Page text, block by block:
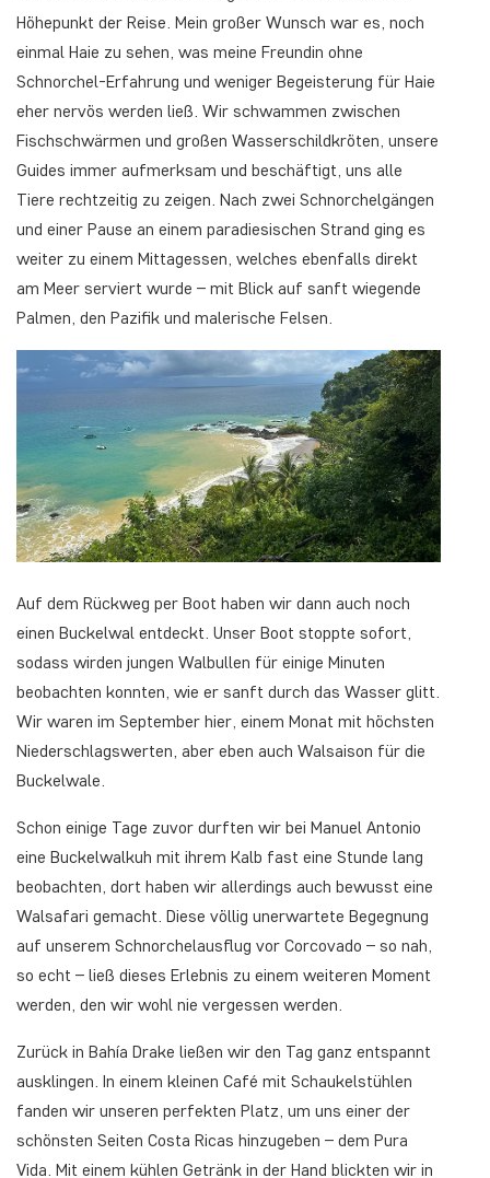
Höhepunkt der Reise. Mein großer Wunsch war es, noch
einmal Haie zu sehen, was meine Freundin ohne
Schnorchel-Erfahrung und weniger Begeisterung für Haie
eher nervös werden ließ. Wir schwammen zwischen
Fischschwärmen und großen Wasserschildkröten, unsere
Guides immer aufmerksam und beschäftigt, uns alle
Tiere rechtzeitig zu zeigen. Nach zwei Schnorchelgängen
und einer Pause an einem paradiesischen Strand ging es
weiter zu einem Mittagessen, welches ebenfalls direkt
am Meer serviert wurde – mit Blick auf sanft wiegende
Palmen, den Pazifik und malerische Felsen.
Auf dem Rückweg per Boot haben wir dann auch noch
einen Buckelwal entdeckt. Unser Boot stoppte sofort,
sodass wirden jungen Walbullen für einige Minuten
beobachten konnten, wie er sanft durch das Wasser glitt.
Wir waren im September hier, einem Monat mit höchsten
Niederschlagswerten, aber eben auch Walsaison für die
Buckelwale.
Schon einige Tage zuvor durften wir bei Manuel Antonio
eine Buckelwalkuh mit ihrem Kalb fast eine Stunde lang
beobachten, dort haben wir allerdings auch bewusst eine
Walsafari gemacht. Diese völlig unerwartete Begegnung
auf unserem Schnorchelausflug vor Corcovado – so nah,
so echt – ließ dieses Erlebnis zu einem weiteren Moment
werden, den wir wohl nie vergessen werden.
Zurück in Bahía Drake ließen wir den Tag ganz entspannt
ausklingen. In einem kleinen Café mit Schaukelstühlen
fanden wir unseren perfekten Platz, um uns einer der
schönsten Seiten Costa Ricas hinzugeben – dem Pura
Vida. Mit einem kühlen Getränk in der Hand blickten wir in